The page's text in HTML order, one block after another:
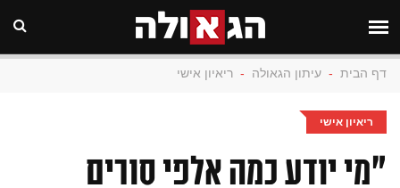
דף הבית - עיתון הגאולה - ריאיון אישי
ריאיון אישי
״מי יודע כמה אלפי סורים